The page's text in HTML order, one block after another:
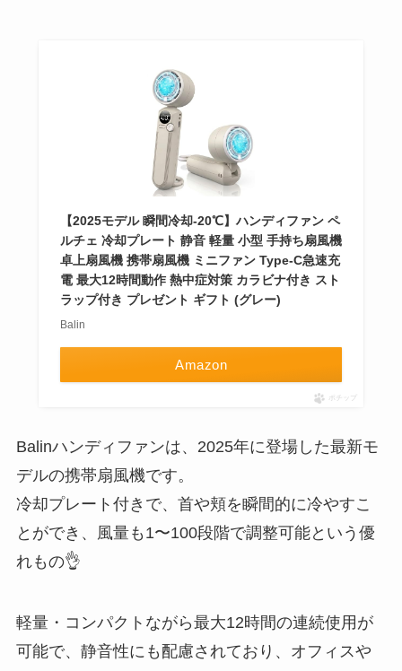
【2025モデル 瞬間冷却-20℃】ハンディファン ペ
ルチェ 冷却プレート 静音 軽量 小型 手持ち扇風機
卓上扇風機 携帯扇風機 ミニファン Type-C急速充
電 最大12時間動作 熱中症対策 カラビナ付き スト
ラップ付き プレゼント ギフト (グレー)
Balin
Amazon
ポチップ
Balinハンディファンは、2025年に登場した最新モ
デルの携帯扇風機です。
冷却プレート付きで、首や頬を瞬間的に冷やすこ
とができ、風量も1〜100段階で調整可能という優
れもの👌
軽量・コンパクトながら最大12時間の連続使用が
可能で、静音性にも配慮されており、オフィスや